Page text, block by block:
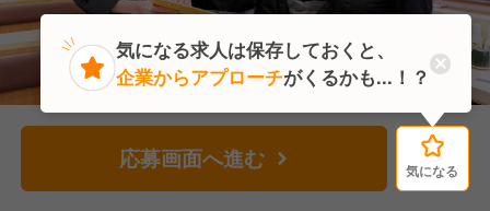
応募画面へ進む 気になる
気になる
気になる求人は保存しておくと、
企業からアプローチがくるかも...！？